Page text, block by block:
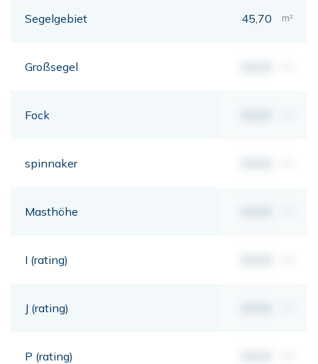
Segelgebiet 45,70 m²
Großsegel
Fock
spinnaker
Masthöhe
I (rating)
J (rating)
P (rating)